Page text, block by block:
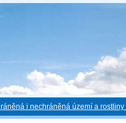
i nechráněná území a rostliny